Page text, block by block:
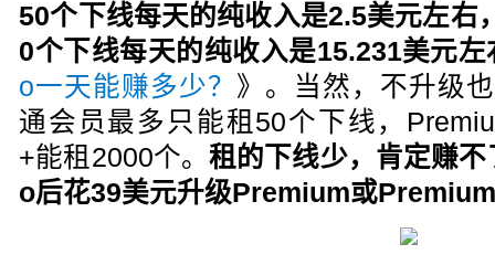
50个下线每天的纯收入是2.5美元左
0个下线每天的纯收入是15.231美元左
o一天能赚多少？ 》。当然，不升级
通会员最多只能租50个下线，
+能租2000个。租的下线少，肯定赚
o后花39美元升级Premium或